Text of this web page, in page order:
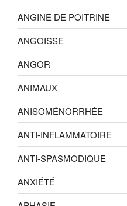
ANGINE DE POITRINE
ANGOISSE
ANGOR
ANIMAUX
ANISOMÉNORRHÉE
ANTI-INFLAMMATOIRE
ANTI-SPASMODIQUE
ANXIÉTÉ